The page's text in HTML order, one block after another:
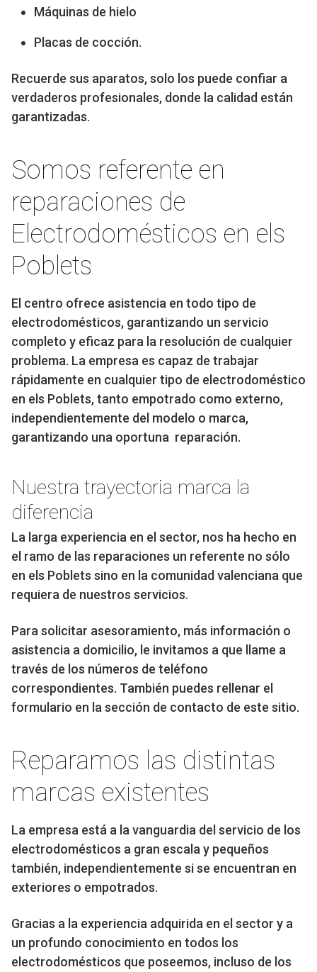
Máquinas de hielo
Placas de cocción.
Recuerde sus aparatos, solo los puede confiar a
verdaderos profesionales, donde la calidad están
garantizadas.
Somos referente en
reparaciones de
Electrodomésticos en els
Poblets
El centro ofrece asistencia en todo tipo de
electrodomésticos, garantizando un servicio
completo y eficaz para la resolución de cualquier
problema. La empresa es capaz de trabajar
rápidamente en cualquier tipo de electrodoméstico
en els Poblets, tanto empotrado como externo,
independientemente del modelo o marca,
garantizando una oportuna reparación.
Nuestra trayectoria marca la
diferencia
La larga experiencia en el sector, nos ha hecho en
el ramo de las reparaciones un referente no sólo
en els Poblets sino en la comunidad valenciana que
requiera de nuestros servicios.
Para solicitar asesoramiento, más información o
asistencia a domicilio, le invitamos a que llame a
través de los números de teléfono
correspondientes. También puedes rellenar el
formulario en la sección de contacto de este sitio.
Reparamos las distintas
marcas existentes
La empresa está a la vanguardia del servicio de los
electrodomésticos a gran escala y pequeños
también, independientemente si se encuentran en
exteriores o empotrados.
Gracias a la experiencia adquirida en el sector y a
un profundo conocimiento en todos los
electrodomésticos que poseemos, incluso de los